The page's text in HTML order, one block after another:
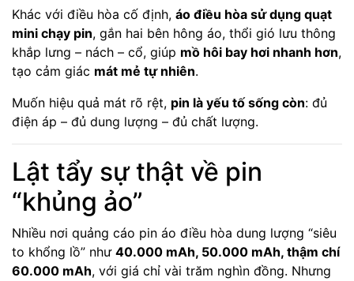
Khác với điều hòa cố định, áo điều hòa sử dụng quạt
mini chạy pin, gắn hai bên hông áo, thổi gió lưu thông
khắp lưng – nách – cổ, giúp mồ hôi bay hơi nhanh hơn,
tạo cảm giác mát mẻ tự nhiên.
Muốn hiệu quả mát rõ rệt, pin là yếu tố sống còn: đủ
điện áp – đủ dung lượng – đủ chất lượng.
Lật tẩy sự thật về pin
“khủng ảo”
Nhiều nơi quảng cáo pin áo điều hòa dung lượng “siêu
to khổng lồ” như 40.000 mAh, 50.000 mAh, thậm chí
60.000 mAh, với giá chỉ vài trăm nghìn đồng. Nhưng